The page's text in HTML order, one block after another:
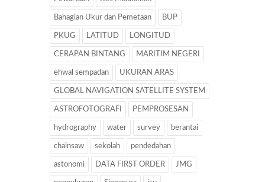
Bahagian Ukur dan Pemetaan BUP
PKUG LATITUD LONGITUD
CERAPAN BINTANG MARITIM NEGERI
ehwal sempadan UKURAN ARAS
GLOBAL NAVIGATION SATELLITE SYSTEM
ASTROFOTOGRAFI PEMPROSESAN
hydrography water survey berantai
chainsaw sekolah pendedahan
astonomi DATA FIRST ORDER JMG